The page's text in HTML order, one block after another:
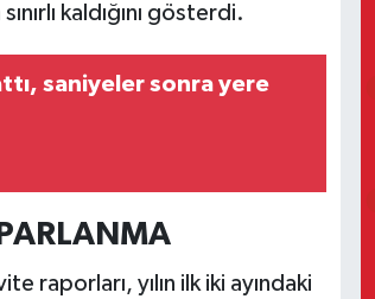
kaldığını gösterdi.
saniyeler sonra yere
raporları, yılın ilk iki ayındaki